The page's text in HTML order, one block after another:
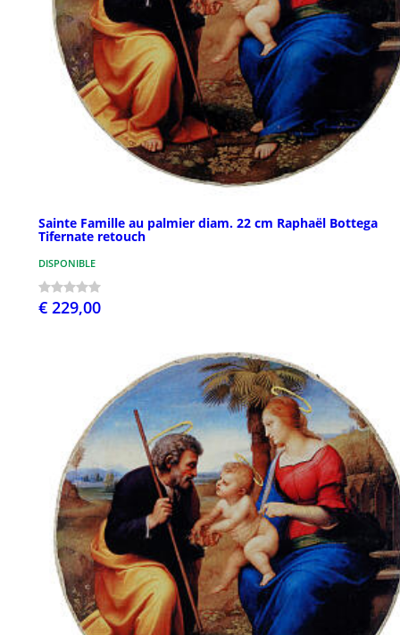
Sainte Famille au palmier diam. 22 cm Raphaël Bottega
Tifernate retouch
DISPONIBLE
€ 229,00